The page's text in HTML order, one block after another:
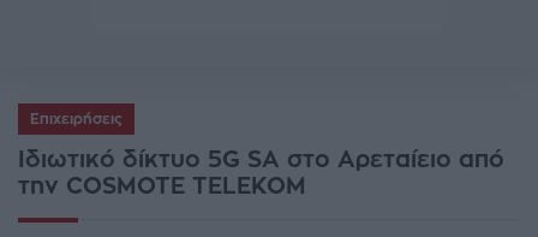
Επιχειρήσεις
Ιδιωτικό δίκτυο 5G SA στο Αρεταίειο από
την COSMOTE TELEKOM